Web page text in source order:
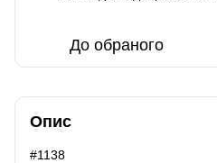
До обраного
Опис
#1138